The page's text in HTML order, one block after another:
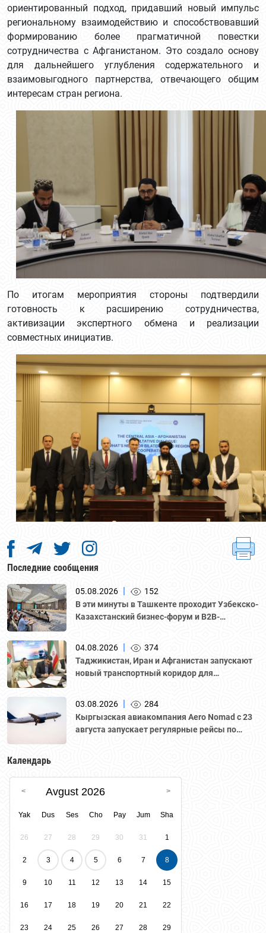
ориентированный подход, придавший новый импульс
региональному взаимодействию и способствовавший
формированию более прагматичной повестки
сотрудничества с Афганистаном. Это создало основу
для дальнейшего углубления содержательного и
взаимовыгодного партнерства, отвечающего общим
интересам стран региона.
По итогам мероприятия стороны подтвердили
готовность к расширению сотрудничества,
активизации экспертного обмена и реализации
совместных инициатив.
Последние сообщения
05.08.2026
152
В эти минуты в Ташкенте проходит Узбекско-
Казахстанский бизнес-форум и B2B-
Национальной палатой предпринимателей
Казахстана "Атамекен."
04.08.2026
374
Таджикистан, Иран и Афганистан запускают
новый транспортный коридор для
03.08.2026
284
Кыргызская авиакомпания Aero Nomad с 23
августа запускает регулярные рейсы по
Календарь
Avgust 2026
Yak Dus Ses Cho Pay Jum Sha
26 27 28 29 30 31 1
2 3 4 5 6 7 8
9 10 11 12 13 14 15
16 17 18 19 20 21 22
23 24 25 26 27 28 29